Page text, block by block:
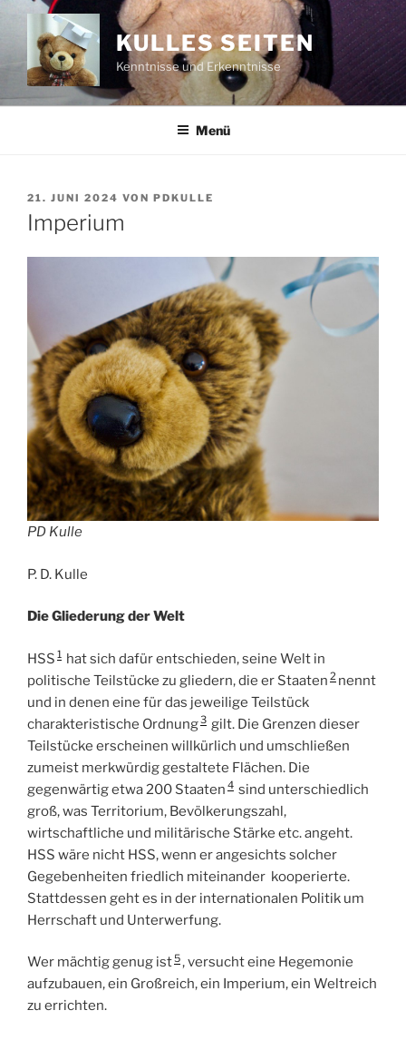
Zum
springen
KULLES SEITEN
Kenntnisse und Erkenntnisse
Menü
VERÖFFENTLICHT
AM
21. JUNI 2024 VON PDKULLE
Imperium
PD Kulle
P. D. Kulle
Die Gliederung der Welt
HSS 1 hat sich dafür entschieden, seine Welt in
politische Teilstücke zu gliedern, die er Staaten 2 nennt
und in denen eine für das jeweilige Teilstück
charakteristische Ordnung3 gilt. Die Grenzen dieser
Teilstücke erscheinen willkürlich und umschließen
zumeist merkwürdig gestaltete Flächen. Die
gegenwärtig etwa 200 Staaten 4 sind unterschiedlich
groß, was Territorium, Bevölkerungszahl,
wirtschaftliche und militärische Stärke etc. angeht.
HSS wäre nicht HSS, wenn er angesichts solcher
Gegebenheiten friedlich miteinander kooperierte.
Stattdessen geht es in der internationalen Politik um
Herrschaft und Unterwerfung.
Wer mächtig genug ist5, versucht eine Hegemonie
aufzubauen, ein Großreich, ein Imperium, ein Weltreich
zu errichten.